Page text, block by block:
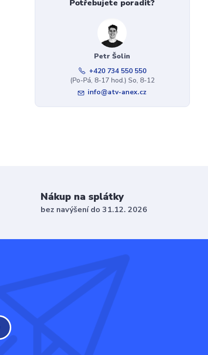
Potřebujete poradit?
Petr Šolin
+420 734 550 550
(Po-Pá, 8-17 hod.) So, 8-12
info@atv-anex.cz
Nákup na splátky
bez navýšení do 31.12. 2026